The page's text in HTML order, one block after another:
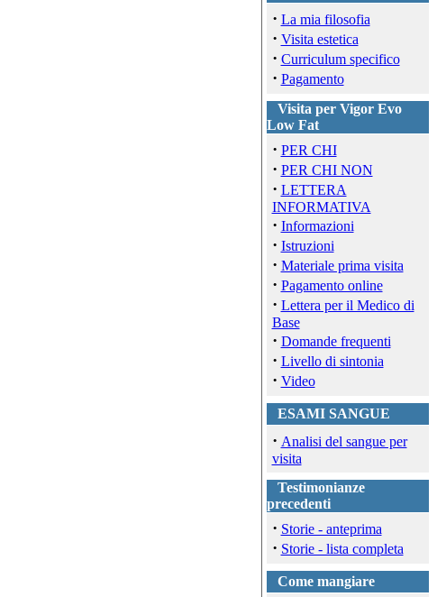
· La mia filosofia
· Visita estetica
· Curriculum specifico
· Pagamento
Visita per Vigor Evo
Low Fat
· PER CHI
· PER CHI NON
· LETTERA
INFORMATIVA
· Informazioni
· Istruzioni
· Materiale prima visita
· Pagamento online
· Lettera per il Medico di
Base
· Domande frequenti
· Livello di sintonia
· Video
ESAMI SANGUE
· Analisi del sangue per
visita
Testimonianze
precedenti
· Storie - anteprima
· Storie - lista completa
Come mangiare